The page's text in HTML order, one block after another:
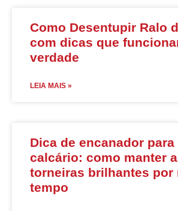
Como Desentupir Ralo
com dicas que
verdade
LEIA MAIS »
Dica de encanador
calcário: como manter
torneiras brilhantes por
tempo